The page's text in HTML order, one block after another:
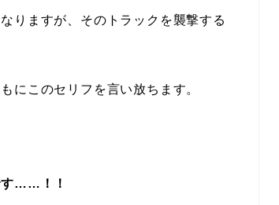
りますが、そのトラックを襲撃する
にこのセリフを言い放ちます。
す……！！